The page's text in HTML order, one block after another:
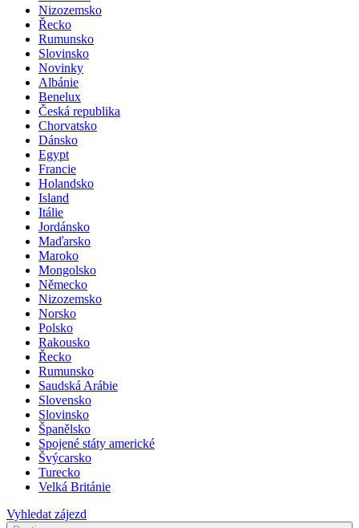
Nizozemsko
Řecko
Rumunsko
Slovinsko
Novinky
Albánie
Benelux
Česká republika
Chorvatsko
Dánsko
Egypt
Francie
Holandsko
Island
Itálie
Jordánsko
Maďarsko
Maroko
Mongolsko
Německo
Nizozemsko
Norsko
Polsko
Rakousko
Řecko
Rumunsko
Saudská Arábie
Slovensko
Slovinsko
Španělsko
Spojené státy americké
Švýcarsko
Turecko
Velká Británie
Vyhledat zájezd